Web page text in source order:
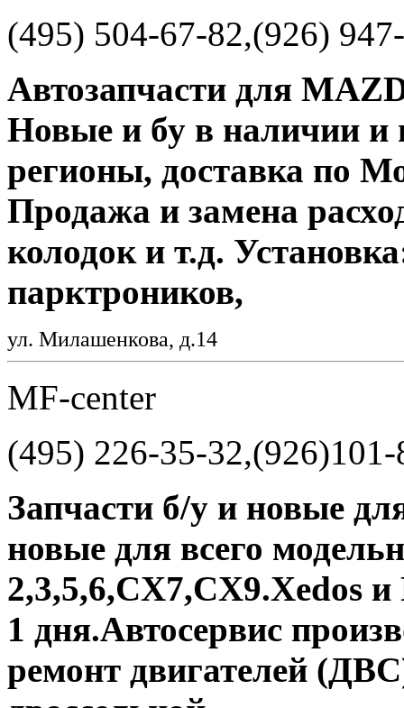
(495) 504-67-82,(926)
Автозапчасти для
Новые и бу в наличии и
регионы, доставка по
Продажа и замена
колодок и т.д.
парктроников,
ул. Милашенкова, д.14
MF-center
(495) 226-35-
Запчасти б/у и новые
новые для всего
2,3,5,6,CX7,CX9.Xedos
1 дня.Автосервис
ремонт двигателей